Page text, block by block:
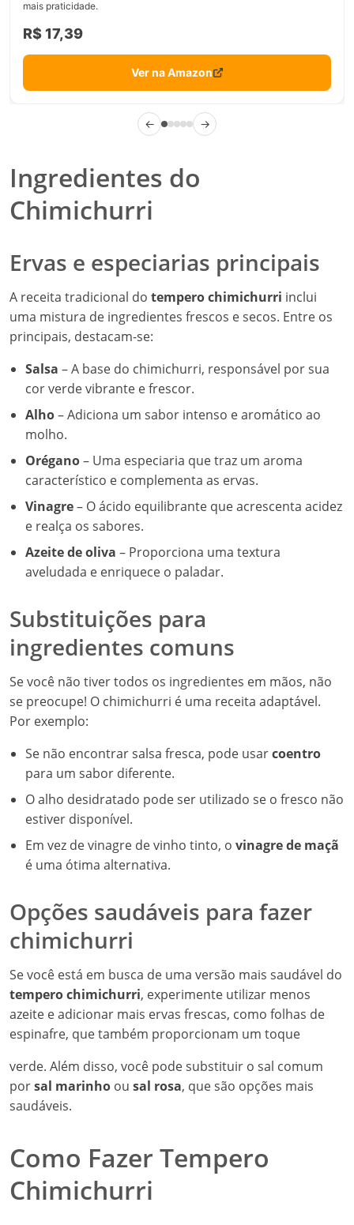
mais praticidade.
R$ 17,39
Ver na Amazon
← →
Ingredientes do
Chimichurri
Ervas e especiarias principais
A receita tradicional do tempero chimichurri inclui
uma mistura de ingredientes frescos e secos. Entre os
principais, destacam-se:
Salsa – A base do chimichurri, responsável por sua
cor verde vibrante e frescor.
Alho– Adiciona um sabor intenso e aromático ao
molho.
Orégano– Uma especiaria que traz um aroma
característico e complementa as ervas.
Vinagre– O ácido equilibrante que acrescenta acidez
e realça os sabores.
Azeite de oliva – Proporciona uma textura
aveludada e enriquece o paladar.
Substituições para
ingredientes comuns
Se você não tiver todos os ingredientes em mãos, não
se preocupe! O chimichurri é uma receita adaptável.
Por exemplo:
Se não encontrar salsa fresca, pode usarcoentro
para um sabor diferente.
O alho desidratado pode ser utilizado se o fresco não
estiver disponível.
Em vez de vinagre de vinho tinto, o vinagre de maçã
é uma ótima alternativa.
Opções saudáveis para fazer
chimichurri
Se você está em busca de uma versão mais saudável do
tempero chimichurri, experimente utilizar menos
azeite e adicionar mais ervas frescas, como folhas de
espinafre, que também proporcionam um toque
verde. Além disso, você pode substituir o sal comum
porsal marinho ou sal rosa, que são opções mais
saudáveis.
Como Fazer Tempero
Chimichurri